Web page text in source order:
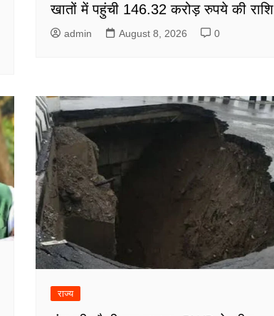
खातों में पहुंची 146.32 करोड़ रुपये की राशि
admin August 8, 2026 0
राज्य